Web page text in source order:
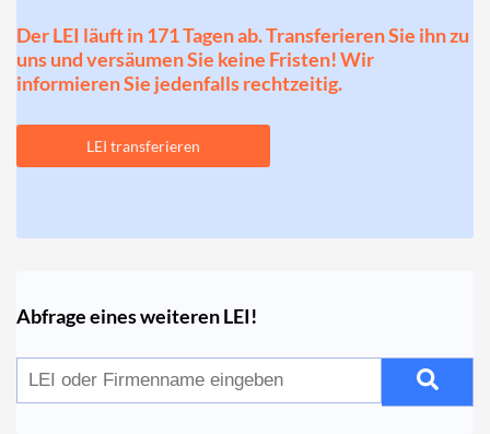
Der LEI läuft in 171 Tagen ab. Transferieren Sie ihn zu
uns und versäumen Sie keine Fristen! Wir
informieren Sie jedenfalls rechtzeitig.
LEI transferieren
Abfrage eines weiteren LEI!